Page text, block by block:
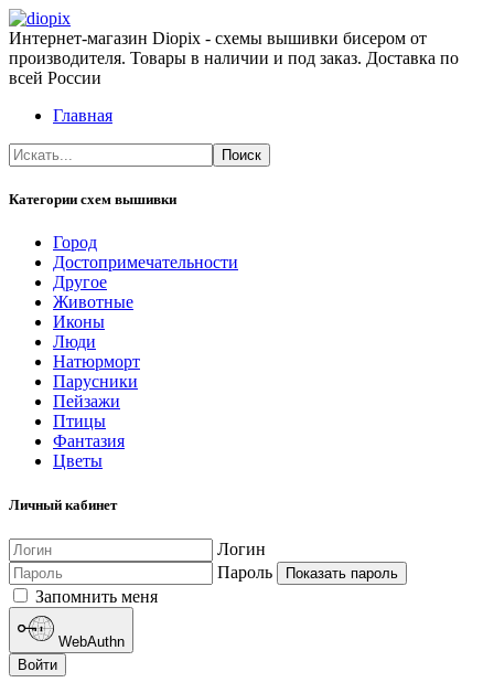
Интернет-магазин Diopix - схемы вышивки бисером от
производителя. Товары в наличии и под заказ. Доставка по
всей России
Главная
Категории схем вышивки
Город
Достопримечательности
Другое
Животные
Иконы
Люди
Натюрморт
Парусники
Пейзажи
Птицы
Фантазия
Цветы
Личный кабинет
Логин
Пароль
Показать пароль
Запомнить меня
WebAuthn
Войти